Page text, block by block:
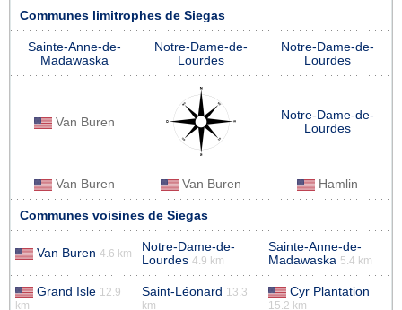
Communes limitrophes de Siegas
Sainte-Anne-de-
Madawaska
Notre-Dame-de-
Lourdes
Notre-Dame-de-
Lourdes
Van Buren
Notre-Dame-de-
Lourdes
Van Buren Van Buren Hamlin
Communes voisines de Siegas
Van Buren 4.6 km
Notre-Dame-de-
Lourdes 4.9 km
Sainte-Anne-de-
Madawaska 5.4 km
Grand Isle 12.9
km
Saint-Léonard 13.3
km
Cyr Plantation
15.2 km